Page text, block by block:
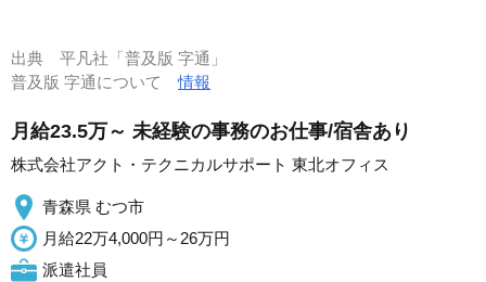
出典 平凡社「普及版 字通」
普及版 字通について情報
月給23.5万～ 未経験の事務のお仕事/宿舎あり
株式会社アクト・テクニカルサポート 東北オフィス
青森県 むつ市
月給22万4,000円～26万円
派遣社員